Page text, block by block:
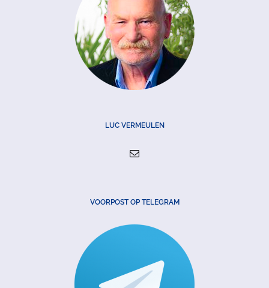
LUC VERMEULEN
VOORPOST OP TELEGRAM